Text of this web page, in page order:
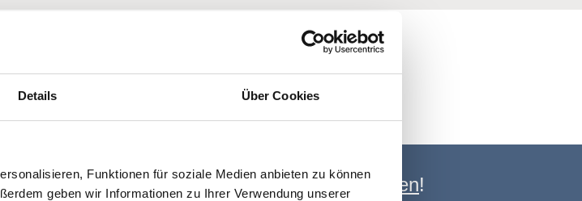
Details Über Cookies
Funktionen für soziale Medien anbieten zu können
geben wir Informationen zu Ihrer Verwendung unserer
für den MVFP Akademie Newsletter anmelden!